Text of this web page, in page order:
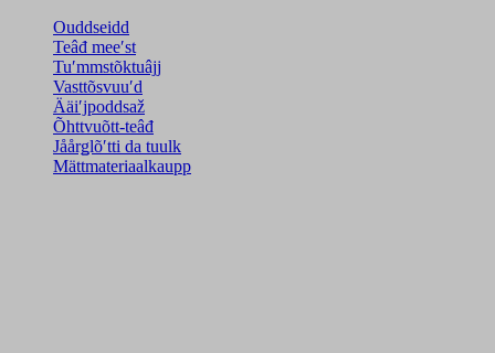
Ouddseidd
Teâđ meeʹst
Tuʹmmstõktuâjj
Vasttõsvuuʹd
Ääiʹjpoddsaž
Õhttvuõtt-teâđ
Jåårǥlõʹtti da tuulk
Mättmateriaalkaupp